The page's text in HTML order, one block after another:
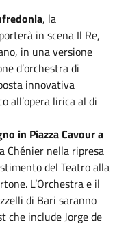
, la
in scena Il Re,
in una versione
d’orchestra di
innovativa
all’opera lirica al di
in Piazza Cavour a
Chénier nella ripresa
del Teatro alla
L’Orchestra e il
di Bari saranno
che include Jorge de